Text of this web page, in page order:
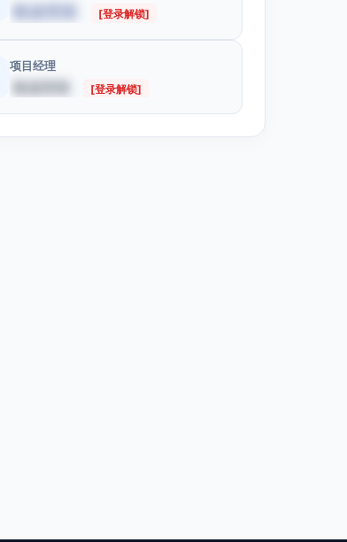
[登录解锁]
项目经理
[登录解锁]